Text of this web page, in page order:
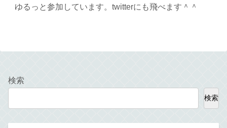
ゆるっと参加しています。twitterにも飛べます＾＾
検索
検索